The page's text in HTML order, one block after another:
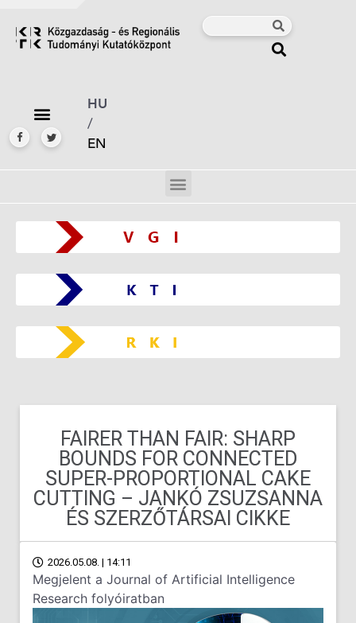
HU
/
EN
FAIRER THAN FAIR: SHARP
BOUNDS FOR CONNECTED
SUPER-PROPORTIONAL CAKE
CUTTING – JANKÓ ZSUZSANNA
ÉS SZERZŐTÁRSAI CIKKE
2026.05.08. | 14:11
Megjelent a Journal of Artificial Intelligence
Research folyóiratban